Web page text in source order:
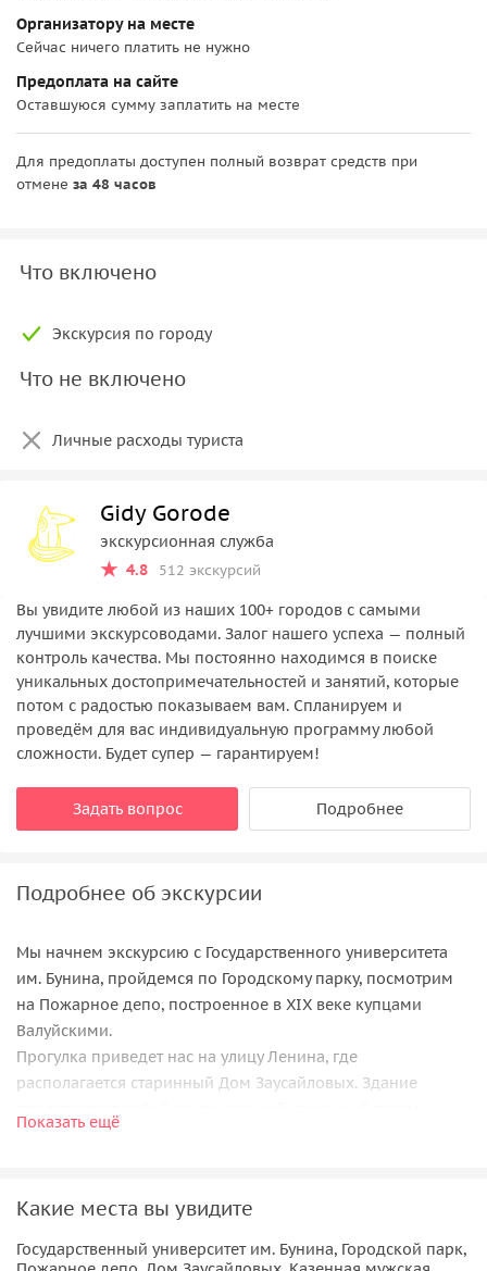
Организатору на месте
Сейчас ничего платить не нужно
Предоплата на сайте
Оставшуюся сумму заплатить на месте
Для предоплаты доступен полный возврат средств при
отмене за 48 часов
Что включено
Экскурсия по городу
Что не включено
Личные расходы туриста
Gidy Gorode
экскурсионная служба
4.8
512 экскурсий
Вы увидите любой из наших 100+ городов с самыми
лучшими экскурсоводами. Залог нашего успеха — полный
контроль качества. Мы постоянно находимся в поиске
уникальных достопримечательностей и занятий, которые
потом с радостью показываем вам. Спланируем и
проведём для вас индивидуальную программу любой
сложности. Будет супер — гарантируем!
Задать вопрос Подробнее
Подробнее об экскурсии
Мы начнем экскурсию с Государственного университета
им. Бунина, пройдемся по Городскому парку, посмотрим
на Пожарное депо, построенное в XIX веке купцами
Валуйскими.
Прогулка приведет нас на улицу Ленина, где
располагается старинный Дом Заусайловых. Здание
украшенный богатым керамическим декором. Недалеко
Жукова, в котором живописец провел свое детство и
юношеские годы.
Далее мы направимся к Дому-музею Хренникова на улице
Показать ещё
Какие места вы увидите
Государственный университет им. Бунина, Городской парк,